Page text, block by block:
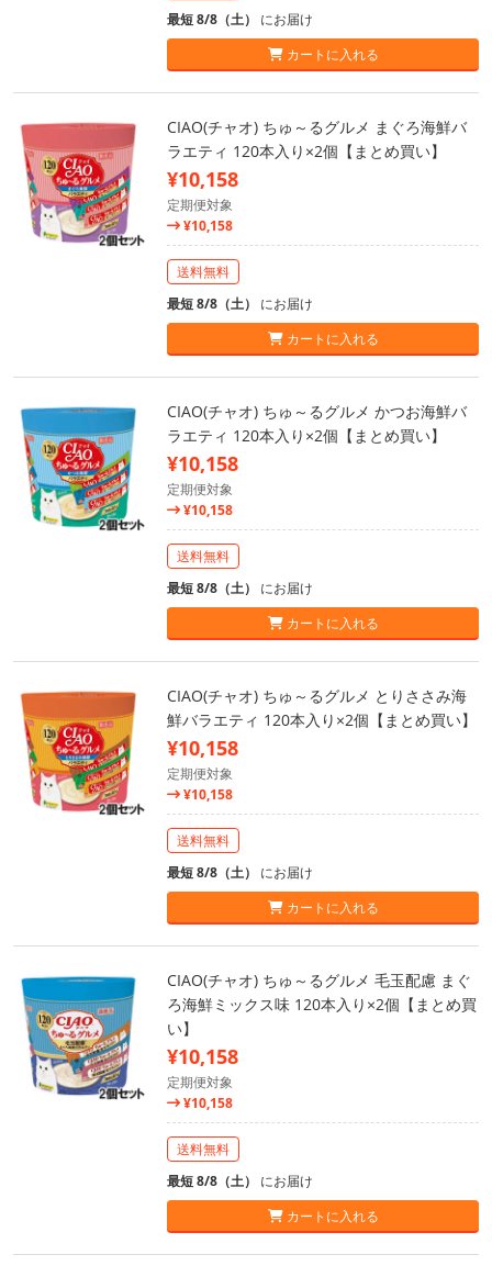
最短 8/8（土） にお届け
カートに入れる
CIAO(チャオ) ちゅ～るグルメ まぐろ海鮮バ
ラエティ 120本入り×2個【まとめ買い】
¥10,158
定期便対象
¥10,158
送料無料
最短 8/8（土） にお届け
カートに入れる
CIAO(チャオ) ちゅ～るグルメ かつお海鮮バ
ラエティ 120本入り×2個【まとめ買い】
¥10,158
定期便対象
¥10,158
送料無料
最短 8/8（土） にお届け
カートに入れる
CIAO(チャオ) ちゅ～るグルメ とりささみ海
鮮バラエティ 120本入り×2個【まとめ買い】
¥10,158
定期便対象
¥10,158
送料無料
最短 8/8（土） にお届け
カートに入れる
CIAO(チャオ) ちゅ～るグルメ 毛玉配慮 まぐ
ろ海鮮ミックス味 120本入り×2個【まとめ買
い】
¥10,158
定期便対象
¥10,158
送料無料
最短 8/8（土） にお届け
カートに入れる